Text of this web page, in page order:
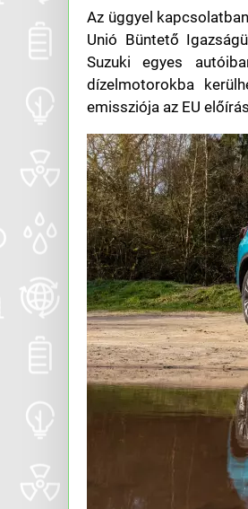
Az üggyel
Unió Büntető
Suzuki egyes
dízelmotorokba
emissziója az EU